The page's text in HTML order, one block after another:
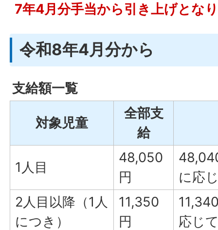
7年4月分手当から引き上げとな
令和8年4月分から
支給額一覧
対象児童
全部支
給
1人目
48,050
円
に応
2人目以降（1人
につき）
11,350
円
応じ